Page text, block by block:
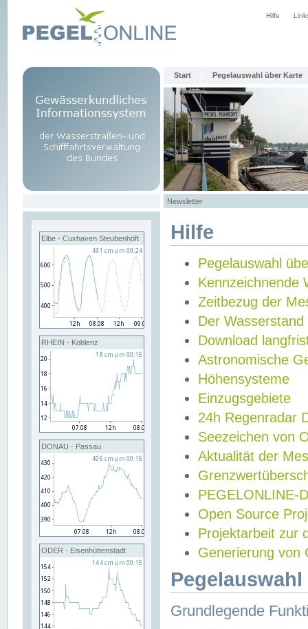
Hilfe
Start Pegelauswahl über Karte
Newsletter
Elbe - Cuxhaven Steubenhöft
RHEIN - Koblenz
DONAU - Passau
ODER - Eisenhüttenstadt
Hilfe
Pegelauswahl
Kennzeichnende
Zeitbezug der
Der Wasserstand
Download
Astronomische
Höhensysteme
Einzugsgebiete
24h Regenradar
Seezeichen von
Aktualität der
PEGELONLINE-
Open Source
Projektarbeit zur
Generierung von
Grundlegende